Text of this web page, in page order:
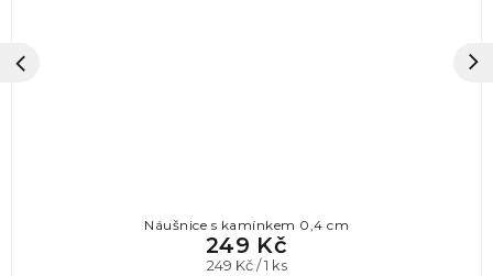
Náušnice s kamínkem 0,4 cm
249 Kč
Měrná
249 Kč / 1 ks